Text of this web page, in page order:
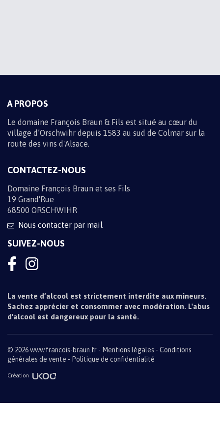
A PROPOS
Le domaine François Braun & Fils est situé au cœur du
village d’Orschwihr depuis 1583 au sud de Colmar sur la
route des vins d'Alsace.
CONTACTEZ-NOUS
Domaine François Braun et ses Fils
19 Grand'Rue
68500 ORSCHWIHR
Nous contacter par mail
SUIVEZ-NOUS
La vente d’alcool est strictement interdite aux mineurs.
Sachez apprécier et consommer avec modération. L'abus
d'alcool est dangereux pour la santé.
© 2026 www.francois-braun.fr - Mentions légales
Conditions
générales de vente
Politique de confidentialité
Création